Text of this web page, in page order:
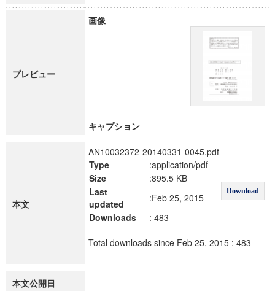
プレビュー
画像
キャプション
本文
AN10032372-20140331-0045.pdf
Type
:application/pdf
Download
Size
:895.5 KB
Last
updated
:Feb 25, 2015
Downloads
: 483
Total downloads since Feb 25, 2015 : 483
本文公開日